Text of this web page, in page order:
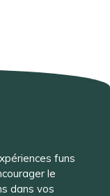
funs
le
dans vos